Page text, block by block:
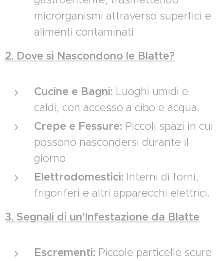
microrganismi attraverso superfici e
alimenti contaminati.
2. Dove si Nascondono le Blatte?
Cucine e Bagni: Luoghi umidi e
caldi, con accesso a cibo e acqua.
Crepe e Fessure: Piccoli spazi in cui
possono nascondersi durante il
giorno.
Elettrodomestici: Interni di forni,
frigoriferi e altri apparecchi elettrici.
3. Segnali di un'Infestazione da Blatte
Escrementi: Piccole particelle scure